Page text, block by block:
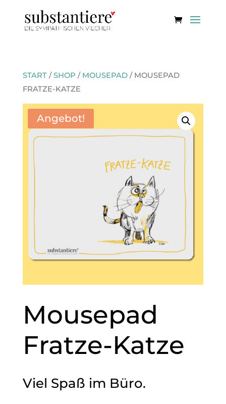
START/SHOP / MOUSEPAD/ MOUSEPAD
FRATZE-KATZE
Angebot!
Mousepad
Fratze-Katze
Viel Spaß im Büro.